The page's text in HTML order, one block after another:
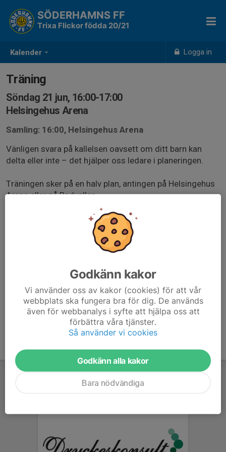
Kalender Logga in
SÖDERHAMNS FF
Trixa Flickor födda 20/21
Träning
Söndag 21 jun, 16:00-17:00
Helsingehus Arena
Samling: 16:00, Helsingehus Arena
Vänligen svara på kallelsen oavsett om ditt barn kan
delta eller inte – det hjälper oss ledare i planeringen.
Träningen sker på en halv plan, antingen på Helsingehus
Arena eller på Badvallen.
⚠️ Barnen behöver ha benskydd för att få delta.
Fotbollsskor rekommenderas, och kom ihåg att ta med
plan i lugn och ro. 😊 ⚽️Godkänn kakor
Vi använder oss av kakor (cookies) för att vår
webbplats ska fungera bra för dig. De används
även för webbanalys i syfte att hjälpa oss att
förbättra våra tjänster.
Så använder vi cookies
Godkänn alla kakor
Bara nödvändiga